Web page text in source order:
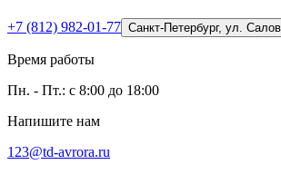
+7 (812) 982-01-77 Санкт-Петербург, ул.
Время работы
Пн. - Пт.: с 8:00 до 18:00
Напишите нам
123@td-avrora.ru